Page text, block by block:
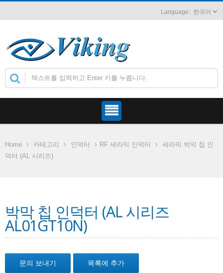
한국어
Home 카테고리 인덕터 RF 세라믹 인덕터
세라믹 박막 칩 인
덕터 (AL 시리즈)
박막 칩 인덕터 (AL 시리즈
AL01GT10N)
문의 보내기 목록에 추가